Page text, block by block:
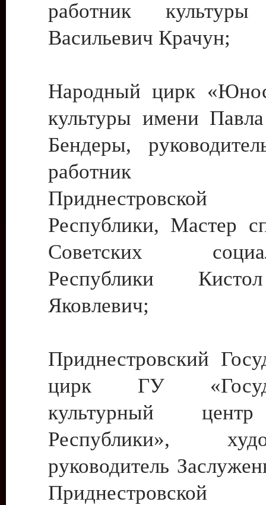
работник культуры
Васильевич Крачун;
Народный цирк
культуры имени
Бендеры,
работник
Приднестровской
Республики, Мастер
Советских
Республики
Яковлевич;
Приднестровский
цирк ГУ
культурный
Республики»,
руководитель
Приднестровской